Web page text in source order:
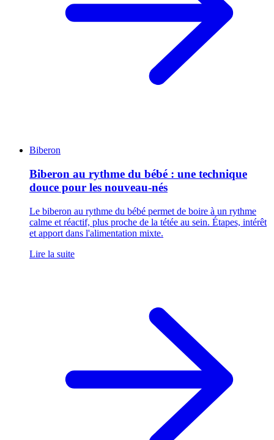
Biberon
Biberon au rythme du bébé : une technique
douce pour les nouveau-nés
Le biberon au rythme du bébé permet de boire à un rythme
calme et réactif, plus proche de la tétée au sein. Étapes, intérêt
et apport dans l'alimentation mixte.
Lire la suite